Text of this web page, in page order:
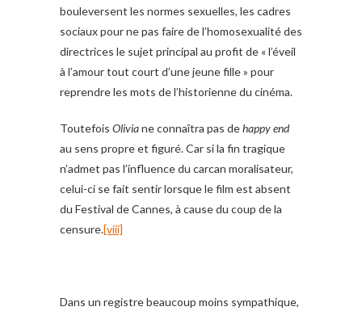
bouleversent les normes sexuelles, les cadres
sociaux pour ne pas faire de l’homosexualité des
directrices le sujet principal au profit de « l’éveil
à l’amour tout court d’une jeune fille » pour
reprendre les mots de l’historienne du cinéma.
Toutefois Oliviane connaîtra pas dehappy end
au sens propre et figuré. Car si la fin tragique
n’admet pas l’influence du carcan moralisateur,
celui-ci se fait sentir lorsque le film est absent
du Festival de Cannes, à cause du coup de la
censure.[viii]
Dans un registre beaucoup moins sympathique,